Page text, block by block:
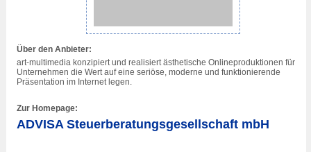
Über den Anbieter:
art-multimedia konzipiert und realisiert ästhetische Onlineproduktionen für
Unternehmen die Wert auf eine seriöse, moderne und funktionierende
Präsentation im Internet legen.
Zur Homepage:
ADVISA Steuerberatungsgesellschaft mbH